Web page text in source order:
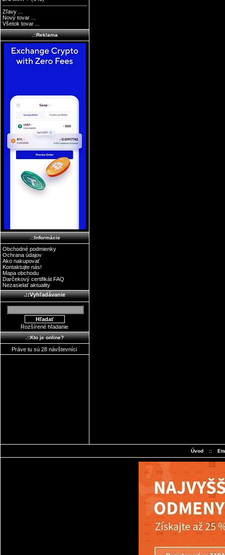
Zľavy ...
Nový tovar ...
Všetok tovar ...
.::Reklama
.::Informácie
Obchodné podmienky
Ochrana údajov
Ako nakupovať
Kontaktujte nás!
Mapa obchodu
Darčekový certifikát FAQ
Nezasielať aktuality
.::Vyhľadávanie
Rozšírené hľadanie
.::Kto je online?
Práve tu sú 28 návštevníci
Úvod ::